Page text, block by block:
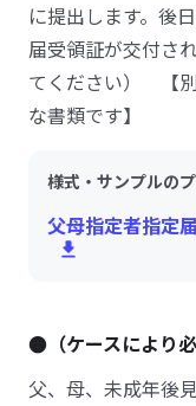
に提出します。後
届受領証が交付さ
てください） 【
な書類です】
様式・サンプルの
父母指定者指定
●（ケースにより
父、母、未成年後